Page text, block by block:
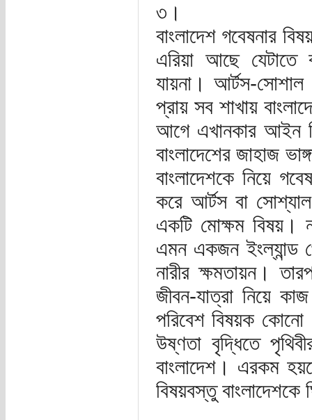
৩।
বাংলাদেশ গবেষনার
এরিয়া আছে যেটাতে
যায়না। আর্টস-সোশাল
প্রায় সব শাখায়
আগে এখানকার আইন
বাংলাদেশের জাহাজ
বাংলাদেশকে নিয়ে
করে আর্টস বা সোশ্যাল
একটি মোক্ষম বিষয়।
এমন একজন ইংল্যান্ড
নারীর ক্ষমতায়ন।
জীবন-যাত্রা নিয়ে
পরিবেশ বিষয়ক কোনো
উষ্ণতা বৃদ্ধিতে
বাংলাদেশ। এরকম
বিষয়বস্তু বাংলাদেশকে